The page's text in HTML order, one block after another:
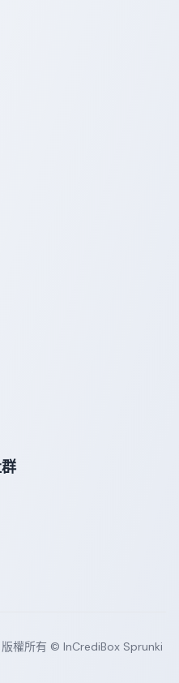
版權所有 © InCrediBox Sprunki